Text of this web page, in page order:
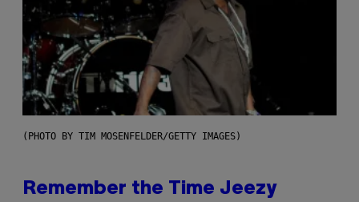
(PHOTO BY TIM MOSENFELDER/GETTY IMAGES)
Remember the Time Jeezy